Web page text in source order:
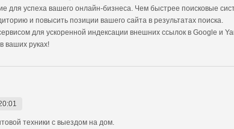
для успеха вашего онлайн-бизнеса. Чем быстрее поисковые
и повысить позиции вашего сайта в результатах поиска.
для ускоренной индексации внешних ссылок в Google и
ваших руках!
техники с выездом на дом.